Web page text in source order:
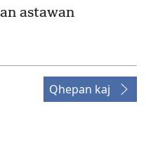
astawan
Qhepan kaj